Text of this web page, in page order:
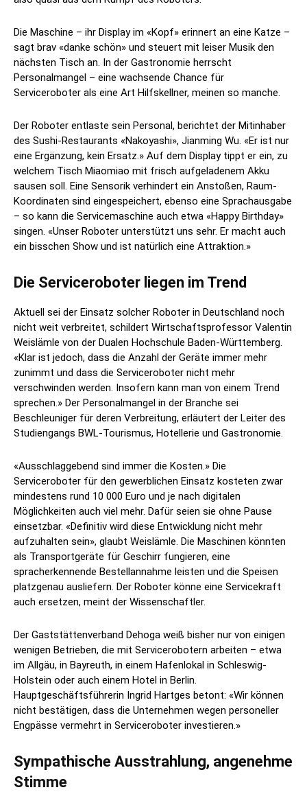
Die Maschine – ihr Display im «Kopf» erinnert an eine Katze –
sagt brav «danke schön» und steuert mit leiser Musik den
nächsten Tisch an. In der Gastronomie herrscht
Personalmangel – eine wachsende Chance für
Serviceroboter als eine Art Hilfskellner, meinen so manche.
Der Roboter entlaste sein Personal, berichtet der Mitinhaber
des Sushi-Restaurants «Nakoyashi», Jianming Wu. «Er ist nur
eine Ergänzung, kein Ersatz.» Auf dem Display tippt er ein, zu
welchem Tisch Miaomiao mit frisch aufgeladenem Akku
sausen soll. Eine Sensorik verhindert ein Anstoßen, Raum-
Koordinaten sind eingespeichert, ebenso eine Sprachausgabe
– so kann die Servicemaschine auch etwa «Happy Birthday»
singen. «Unser Roboter unterstützt uns sehr. Er macht auch
ein bisschen Show und ist natürlich eine Attraktion.»
Die Serviceroboter liegen im Trend
Aktuell sei der Einsatz solcher Roboter in Deutschland noch
nicht weit verbreitet, schildert Wirtschaftsprofessor Valentin
Weislämle von der Dualen Hochschule Baden-Württemberg.
«Klar ist jedoch, dass die Anzahl der Geräte immer mehr
zunimmt und dass die Serviceroboter nicht mehr
verschwinden werden. Insofern kann man von einem Trend
sprechen.» Der Personalmangel in der Branche sei
Beschleuniger für deren Verbreitung, erläutert der Leiter des
Studiengangs BWL-Tourismus, Hotellerie und Gastronomie.
«Ausschlaggebend sind immer die Kosten.» Die
Serviceroboter für den gewerblichen Einsatz kosteten zwar
mindestens rund 10 000 Euro und je nach digitalen
Möglichkeiten auch viel mehr. Dafür seien sie ohne Pause
einsetzbar. «Definitiv wird diese Entwicklung nicht mehr
aufzuhalten sein», glaubt Weislämle. Die Maschinen könnten
als Transportgeräte für Geschirr fungieren, eine
spracherkennende Bestellannahme leisten und die Speisen
platzgenau ausliefern. Der Roboter könne eine Servicekraft
auch ersetzen, meint der Wissenschaftler.
Der Gaststättenverband Dehoga weiß bisher nur von einigen
wenigen Betrieben, die mit Servicerobotern arbeiten – etwa
im Allgäu, in Bayreuth, in einem Hafenlokal in Schleswig-
Holstein oder auch einem Hotel in Berlin.
Hauptgeschäftsführerin Ingrid Hartges betont: «Wir können
nicht bestätigen, dass die Unternehmen wegen personeller
Engpässe vermehrt in Serviceroboter investieren.»
Sympathische Ausstrahlung, angenehme
Stimme